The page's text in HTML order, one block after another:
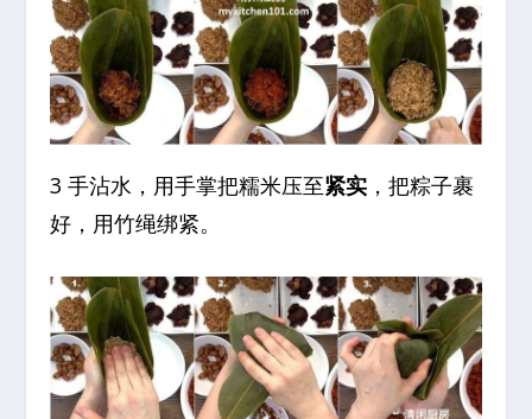
3 手沾水，用手掌把糯米压至紧实 ，把粽子裹
好，用竹绳绑紧。